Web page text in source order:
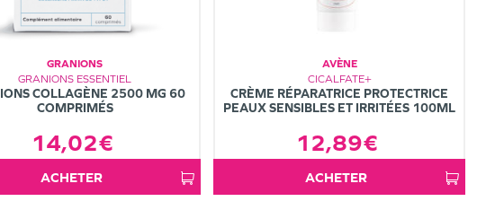
GRANIONS
GRANIONS ESSENTIEL
COLLAGÈNE 2500 MG 60
COMPRIMÉS
14,02€
ACHETER
AVÈNE
CICALFATE+
CRÈME RÉPARATRICE PROTECTRICE
PEAUX SENSIBLES ET IRRITÉES 100ML
12,89€
ACHETER